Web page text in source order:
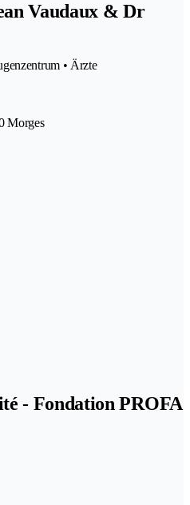
Vaudaux & Dr
• Ärzte
Morges
- Fondation PROFA